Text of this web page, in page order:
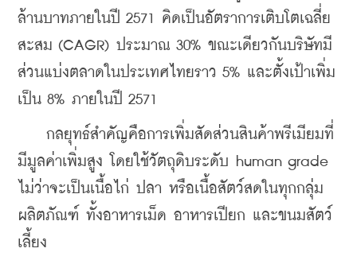
ล้านบาทภายในปี 2571 คิดเป็นอัตราการเติบโตเฉลี่ย
สะสม (CAGR) ประมาณ 30% ขณะเดียวกันบริษัทมี
ส่วนแบ่งตลาดในประเทศไทยราว 5% และตั้งเป้าเพิ่ม
เป็น 8% ภายในปี 2571
กลยุทธ์สำคัญคือการเพิ่มสัดส่วนสินค้าพรีเมียมที่
มีมูลค่าเพิ่มสูง โดยใช้วัตถุดิบระดับ human grade
ไม่ว่าจะเป็นเนื้อไก่ ปลา หรือเนื้อสัตว์สดในทุกกลุ่ม
ผลิตภัณฑ์ ทั้งอาหารเม็ด อาหารเปียก และขนมสัตว์
เลี้ยง